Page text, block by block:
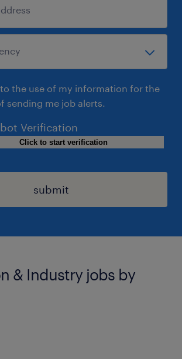
the use of my information for the
sending me job alerts.
Verification
Click to start verification
submit
& Industry jobs by